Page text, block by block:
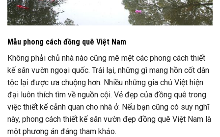
Mẫu phong cách đồng quê Việt Nam
Không phải chủ nhà nào cũng mê mệt các phong cách thiết
kế sân vườn ngoại quốc. Trái lại, những gì mang hồn cốt dân
tộc lại được ưa chuộng hơn. Nhiều những gia chủ Việt hiện
đại luôn thích tìm về nguồn cội. Vẻ đẹp của đồng quê trong
việc thiết kế cảnh quan cho nhà ở. Nếu bạn cũng có suy nghĩ
này, phong cách thiết kế sân vườn đẹp đồng quê Việt Nam là
một phương án đáng tham khảo.